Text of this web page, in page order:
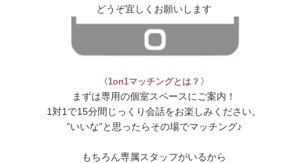
どうぞ宜しくお願いします
〈1on1マッチングとは？〉
まずは専用の個室スペースにご案内！
1対1で15分間じっくり会話をお楽しみください。
”いいな”と思ったらその場でマッチング♪
もちろん専属スタッフがいるから